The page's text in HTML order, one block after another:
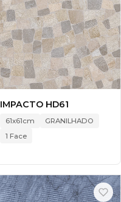
IMPACTO HD61
61x61cm
GRANILHADO
1 Face